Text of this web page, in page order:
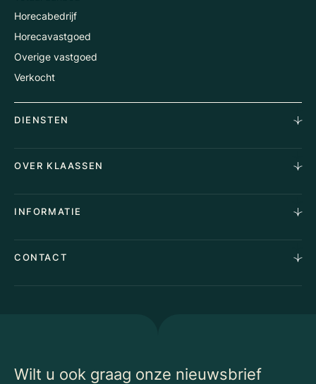
Horecabedrijf
Horecavastgoed
Overige vastgoed
Verkocht
DIENSTEN
Aankoopopdracht
Stille verkoop
Taxaties
Advies
OVER KLAASSEN
Waarom Klaassen
Vacatures
Algemene voorwaarden
INFORMATIE
Vergunningen
CONTACT
Wilt u ook graag onze nieuwsbrief